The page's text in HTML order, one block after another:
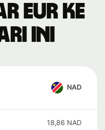
EUR ke
ini
NAD
18,86 NAD